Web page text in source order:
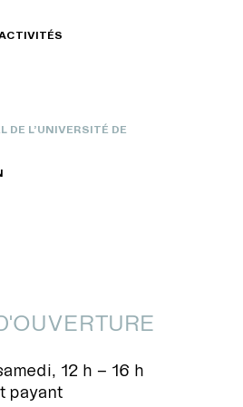
DE L’UNIVERSITÉ DE
12 h – 16 h
payant